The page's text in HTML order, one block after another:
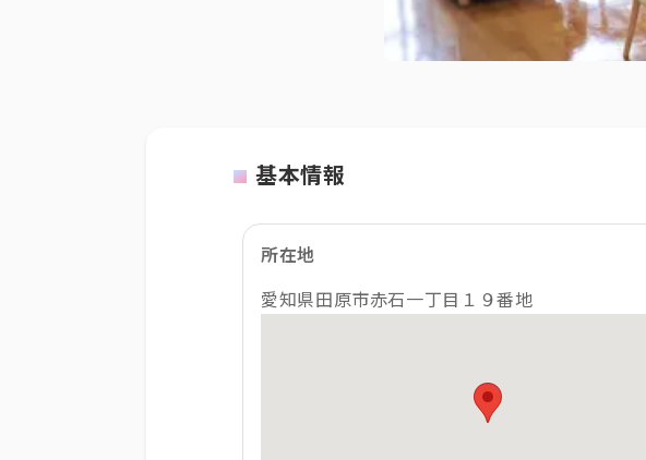
基本情報
所在地
愛知県田原市赤石一丁目１９番地